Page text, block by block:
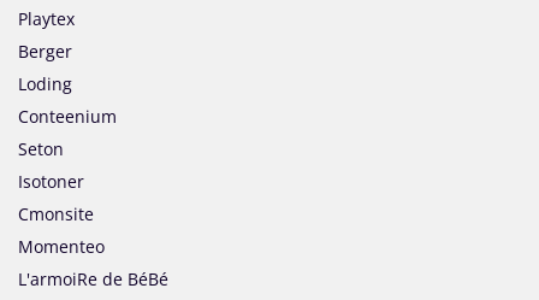
Playtex
Berger
Loding
Conteenium
Seton
Isotoner
Cmonsite
Momenteo
L'armoiRe de BéBé